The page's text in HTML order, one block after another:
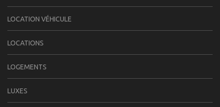
LOCATION VÉHICULE
LOCATIONS
LOGEMENTS
LUXES